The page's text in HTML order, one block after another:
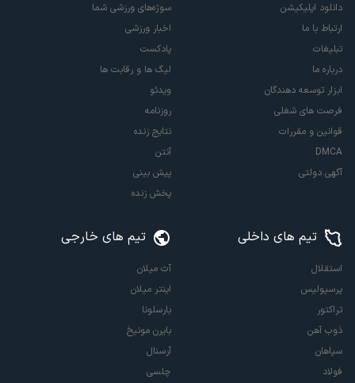
دانلود اپلیکیشن
ارتباط با ما
تبلیغات
درباره ما
ابزار توسعه دهندگان
فرصت های شغلی
قوانین و مقررات
DMCA
آگهی دولتی
سوژه‌های ورزشی شما
اخبار ورزشی
پادکست
لیگ ها و رقابت ها
ویدئو
روزنامه
نتایج زنده
آنتن
پیش بینی
پخش زنده
تیم های داخلی
استقلال
پرسپولیس
تراکتور
ذوب آهن
سپاهان
فولاد
تیم های خارجی
آث میلان
اینتر میلان
بارسلونا
بایرن مونیخ
آرسنال
چلسی